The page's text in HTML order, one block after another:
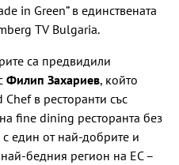
in Green” в единствената
TV Bulgaria.
са предвидили
Филип Захариев, който
в ресторанти със
fine dining ресторанта без
с един от най-добрите и
бедния регион на ЕС –